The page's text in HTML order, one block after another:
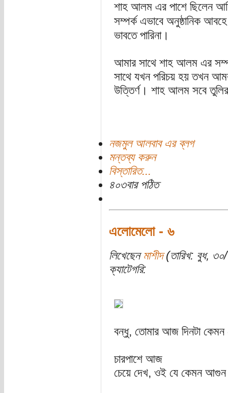
শাহ আলম এর পাশে ছিলেন
সম্পর্ক এভাবে অনুষ্ঠানিক
ভাবতে পারিনা।
আমার সাথে শাহ আলম এর
সাথে যখন পরিচয় হয় তখন
উত্তির্ণ। শাহ আলম সবে
নজমুল আলবাব এর ব্লগ
মন্তব্য করুন
বিস্তারিত...
৪০৩বার পঠিত
এলোমেলো - ৬
লিখেছেন মাশীদ(তারিখ: বুধ,
ক্যাটেগরি:
বন্ধু, তোমার আজ দিনটা কেমন
চারপাশে আজ
চেয়ে দেখ, ওই যে কেমন আগুন